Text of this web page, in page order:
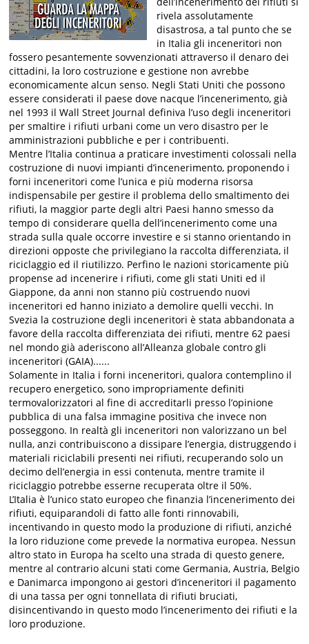
rivela assolutamente
disastrosa, a tal punto che se
in Italia gli inceneritori non
fossero pesantemente sovvenzionati attraverso il denaro dei
cittadini, la loro costruzione e gestione non avrebbe
economicamente alcun senso. Negli Stati Uniti che possono
essere considerati il paese dove nacque l’incenerimento, già
nel 1993 il Wall Street Journal definiva l’uso degli inceneritori
per smaltire i rifiuti urbani come un vero disastro per le
amministrazioni pubbliche e per i contribuenti.
Mentre l’Italia continua a praticare investimenti colossali nella
costruzione di nuovi impianti d’incenerimento, proponendo i
forni inceneritori come l’unica e più moderna risorsa
indispensabile per gestire il problema dello smaltimento dei
rifiuti, la maggior parte degli altri Paesi hanno smesso da
tempo di considerare quella dell’incenerimento come una
strada sulla quale occorre investire e si stanno orientando in
direzioni opposte che privilegiano la raccolta differenziata, il
riciclaggio ed il riutilizzo. Perfino le nazioni storicamente più
propense ad incenerire i rifiuti, come gli stati Uniti ed il
Giappone, da anni non stanno più costruendo nuovi
inceneritori ed hanno iniziato a demolire quelli vecchi. In
Svezia la costruzione degli inceneritori è stata abbandonata a
favore della raccolta differenziata dei rifiuti, mentre 62 paesi
nel mondo già aderiscono all’Alleanza globale contro gli
inceneritori (GAIA)......
Solamente in Italia i forni inceneritori, qualora contemplino il
recupero energetico, sono impropriamente definiti
termovalorizzatori al fine di accreditarli presso l’opinione
pubblica di una falsa immagine positiva che invece non
posseggono. In realtà gli inceneritori non valorizzano un bel
nulla, anzi contribuiscono a dissipare l’energia, distruggendo i
materiali riciclabili presenti nei rifiuti, recuperando solo un
decimo dell’energia in essi contenuta, mentre tramite il
riciclaggio potrebbe esserne recuperata oltre il 50%.
L’Italia è l’unico stato europeo che finanzia l’incenerimento dei
rifiuti, equiparandoli di fatto alle fonti rinnovabili,
incentivando in questo modo la produzione di rifiuti, anziché
la loro riduzione come prevede la normativa europea. Nessun
altro stato in Europa ha scelto una strada di questo genere,
mentre al contrario alcuni stati come Germania, Austria, Belgio
e Danimarca impongono ai gestori d’inceneritori il pagamento
di una tassa per ogni tonnellata di rifiuti bruciati,
disincentivando in questo modo l’incenerimento dei rifiuti e la
loro produzione.